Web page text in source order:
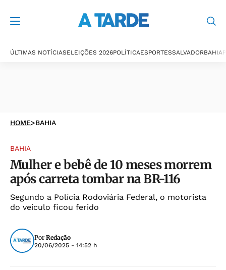
ÚLTIMAS NOTÍCIASELEIÇÕES 2026POLÍTICAESPORTESSALVADORBAHIA
HOME>BAHIA
BAHIA
Mulher e bebê de 10 meses morrem
após carreta tombar na BR-116
Segundo a Polícia Rodoviária Federal, o motorista
do veículo ficou ferido
Por Redação
20/06/2025 - 14:52 h